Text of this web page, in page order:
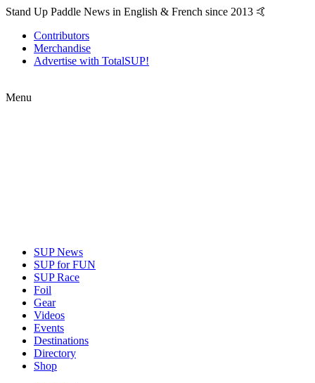
Stand Up Paddle News in English & French since 2013 🤙
Contributors
Merchandise
Advertise with TotalSUP!
Menu
SUP News
SUP for FUN
SUP Race
Foil
Gear
Videos
Events
Destinations
Directory
Shop